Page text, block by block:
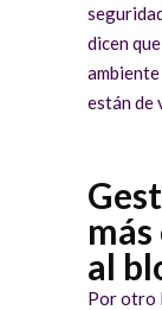
dicen
están de
al
Por otro